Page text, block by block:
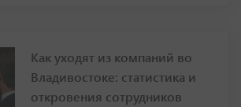
Как уходят из компаний во
Владивостоке: статистика и
откровения сотрудников